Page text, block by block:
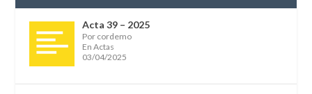
Acta 39 – 2025
Por cordemo
En Actas
03/04/2025